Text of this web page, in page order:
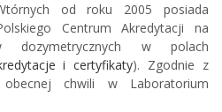
od roku 2005 posiada
Centrum Akredytacji na
dozymetrycznych w polach
i certyfikaty). Zgodnie z
chwili w Laboratorium